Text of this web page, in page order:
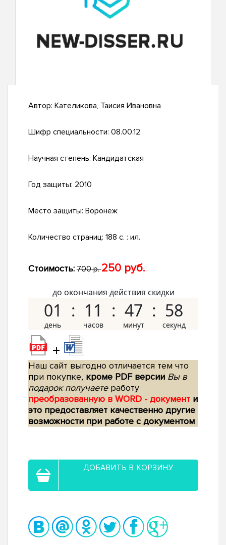
Автор: Кателикова, Таисия Ивановна
Шифр специальности: 08.00.12
Научная степень: Кандидатская
Год защиты: 2010
Место защиты: Воронеж
Количество страниц: 188 с. : ил.
Стоимость: 700 р.250 руб.
до окончания действия скидки
01 11 47 57
+
Наш сайт выгодно отличается тем что
при покупке, кроме PDF версии Вы в
подарок получаетеработу
преобразованную в WORD - документ и
это предоставляет качественно другие
возможности при работе с документом
ДОБАВИТЬ В КОРЗИНУ